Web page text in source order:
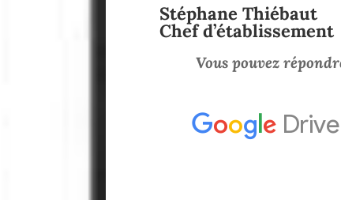
Stéphane Thiébaut
Chef d’établissement
Vous pouvez